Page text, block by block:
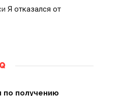
Я отказался от
по получению